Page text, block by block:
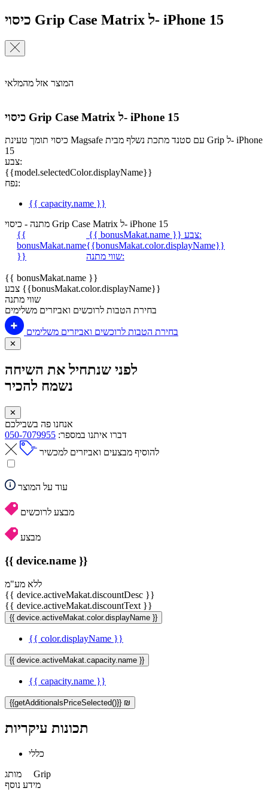
כיסוי Grip Case Matrix ל- iPhone 15
המוצר אזל מהמלאי
כיסוי Grip Case Matrix ל- iPhone 15
כיסוי תומך טעינת Magsafe עם סטנד מתכת נשלף מבית Grip ל- iPhone
15
צבע:
{{model.selectedColor.displayName}}
נפח:
{{ capacity.name }}
מתנה - כיסוי Grip Case Matrix ל- iPhone 15
{{
bonusMakat.name
}}
{{ bonusMakat.name }}
צבע:
{{bonusMakat.color.displayName}}
שווי מתנה:
{{ bonusMakat.name }}
צבע {{bonusMakat.color.displayName}}
שווי מתנה
בחירת הטבות לרוכשים ואביזרים משלימים
בחירת הטבות לרוכשים ואביזרים משלימים
✕
לפני שנתחיל את השיחה
נשמח להכיר
✕
אנחנו פה בשבילכם
דברו איתנו במספר: 050-7079955
להוסיף מבצעים ואביזרים למכשיר
עוד על המוצר
מבצע לרוכשים
מבצע
{{ device.name }}
ללא מע"מ
{{ device.activeMakat.discountDesc }}
{{ device.activeMakat.discountText }}
{{ device.activeMakat.color.displayName }}
{{ color.displayName }}
{{ device.activeMakat.capacity.name }}
{{ capacity.name }}
{{getAdditionalsPriceSelected()}} ₪
תכונות עיקריות
כללי
מותג Grip
מידע נוסף